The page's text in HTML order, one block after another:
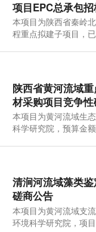
项目EPC总承包
本项目为陕西省秦岭
程重点拟建子项目，
陕西省黄河流域
材采购项目竞争
本项目为黄河流域生
科学研究院，预算金
清涧河流域藻类
磋商公告
本项目为黄河流域支
环境科学研究院，项